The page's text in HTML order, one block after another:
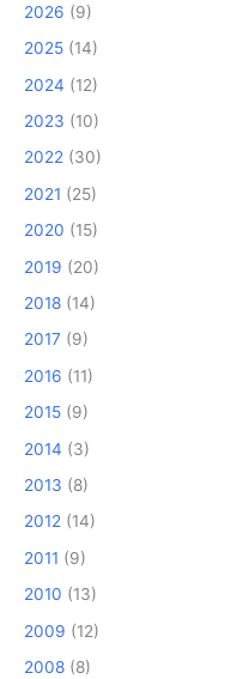
2026 (9)
2025 (14)
2024 (12)
2023 (10)
2022 (30)
2021 (25)
2020 (15)
2019 (20)
2018 (14)
2017 (9)
2016 (11)
2015 (9)
2014 (3)
2013 (8)
2012 (14)
2011 (9)
2010 (13)
2009 (12)
2008 (8)